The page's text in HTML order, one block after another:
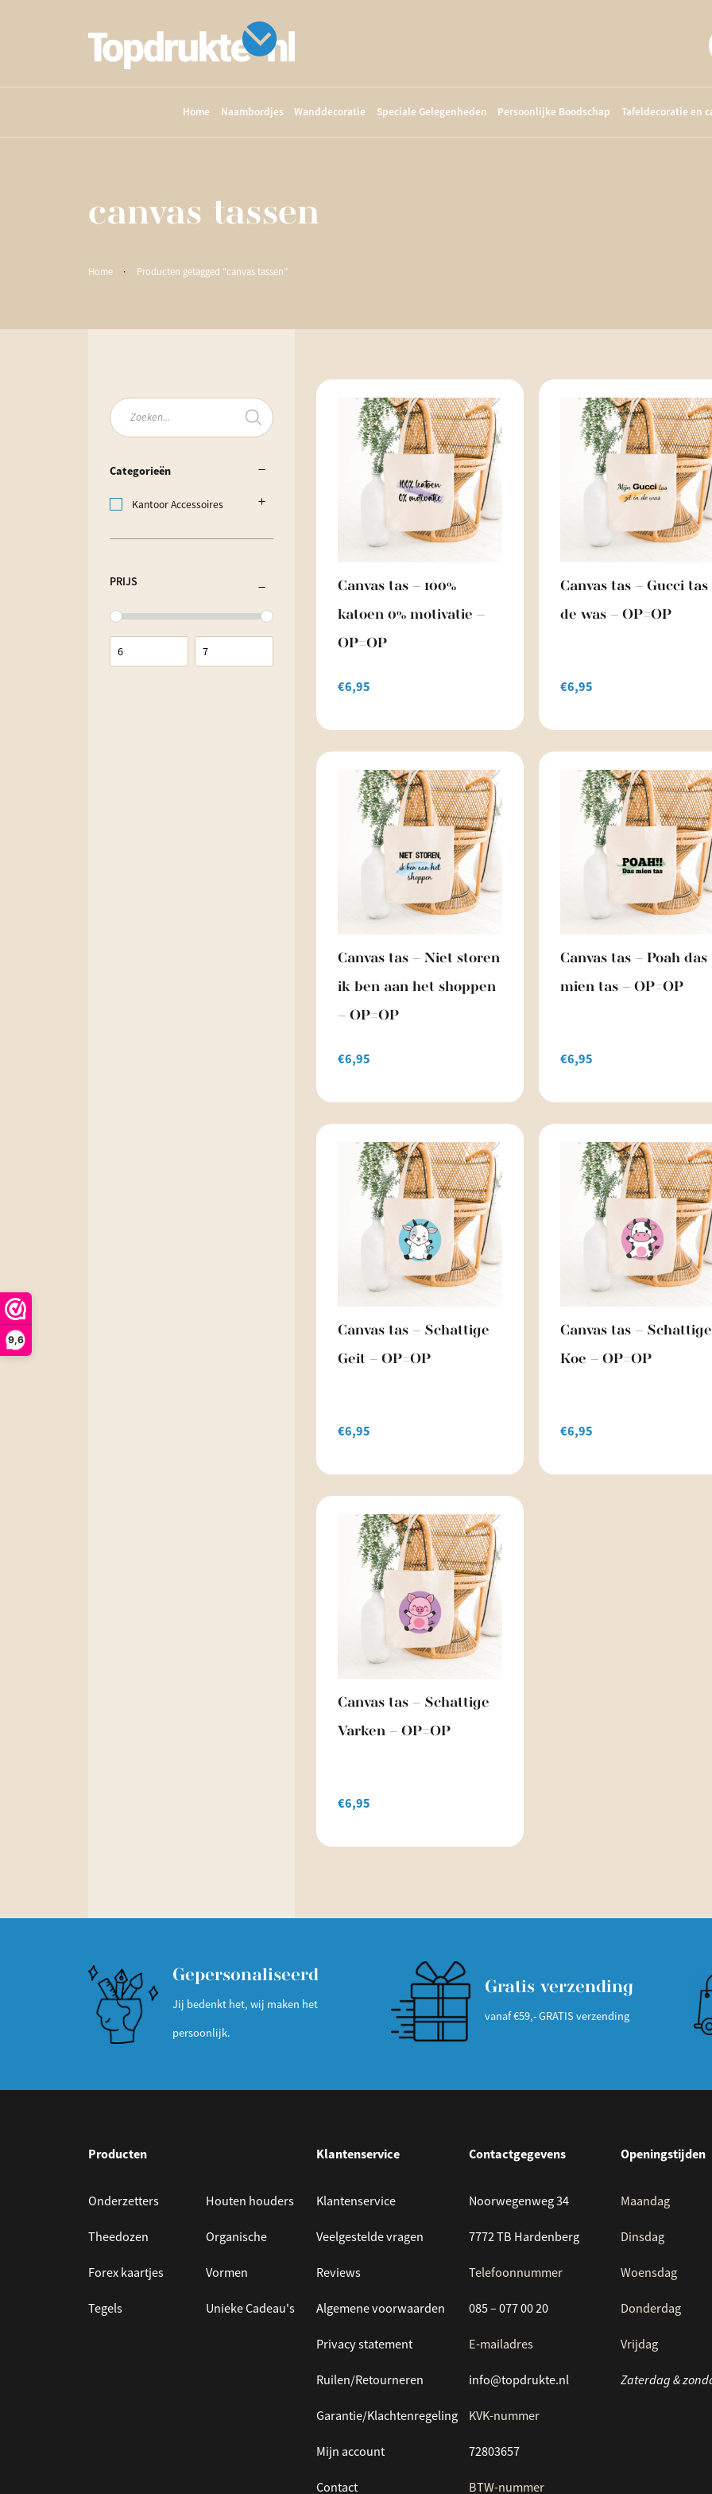
9,6
Home Naambordjes Wanddecoratie Speciale Gelegenheden Persoonlijke Boodschap Tafeldecoratie en
canvas tassen
Home · Producten getagged “canvas tassen”
Producten
zoeken
Categorieën
Kantoor Accessoires
PRIJS
Canvas tas – 100%
katoen 0% motivatie –
OP=OP
€6,95
Canvas tas – Gucci
de was – OP=OP
€6,95
Canvas tas – Niet storen
ik ben aan het shoppen
– OP=OP
€6,95
Canvas tas – Poah das
mien tas – OP=OP
€6,95
Canvas tas – Schattige
Geit – OP=OP
€6,95
Canvas tas – Schattige
Koe – OP=OP
€6,95
Canvas tas – Schattige
Varken – OP=OP
€6,95
Gepersonaliseerd
Jij bedenkt het, wij maken het
persoonlijk.
Gratis verzending
vanaf €59,- GRATIS verzending
Producten
Onderzetters
Theedozen
Forex kaartjes
Tegels
Houten houders
Organische
Vormen
Unieke Cadeau's
Klantenservice
Klantenservice
Veelgestelde vragen
Reviews
Algemene voorwaarden
Privacy statement
Ruilen/Retourneren
Garantie/Klachtenregeling
Mijn account
Contact
Contactgegevens
Noorwegenweg 34
7772 TB Hardenberg
Telefoonnummer
085 – 077 00 20
E-mailadres
info@topdrukte.nl
KVK-nummer
72803657
BTW-nummer
Openingstijden
Maandag
Dinsdag
Woensdag
Donderdag
Vrijdag
Zaterdag &